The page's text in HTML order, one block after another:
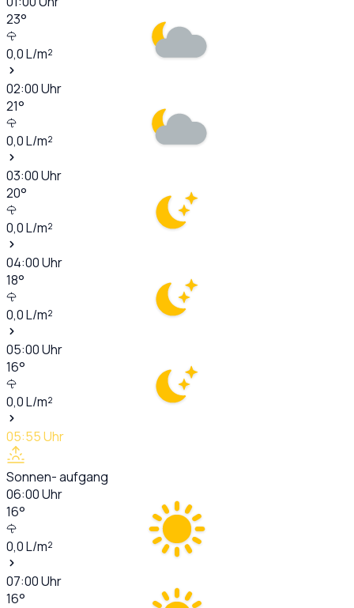
23°
0,0L/m²
02:00Uhr
21°
0,0L/m²
03:00Uhr
20°
0,0L/m²
04:00Uhr
18°
0,0L/m²
05:00Uhr
16°
0,0L/m²
05:55Uhr
Sonnen- aufgang
06:00Uhr
16°
0,0L/m²
07:00Uhr
16°